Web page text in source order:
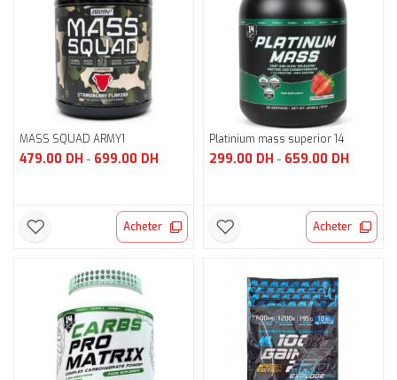
MASS SQUAD ARMY1
479.00 DH - 699.00 DH
Acheter
Platinium mass superior 14
299.00 DH - 659.00 DH
Acheter